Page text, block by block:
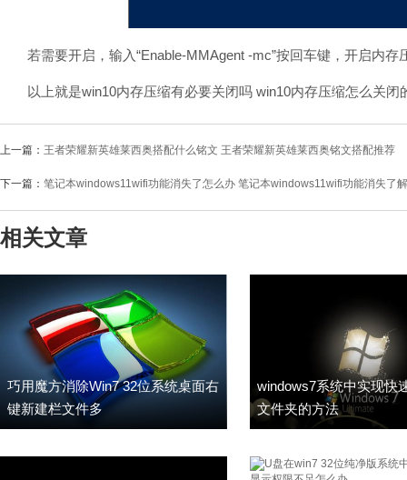
若需要开启，输入“Enable-MMAgent -mc”按回车键，开启内存
以上就是win10内存压缩有必要关闭吗 win10内存压缩怎么关闭
上一篇： 王者荣耀新英雄莱西奥搭配什么铭文 王者荣耀新英雄莱西奥铭文搭配推荐
下一篇： 笔记本windows11wifi功能消失了怎么办 笔记本windows11wifi功能消失了
相关文章
巧用魔方消除Win7 32位系统桌面右
键新建栏文件多
windows7系统中实现快
文件夹的方法